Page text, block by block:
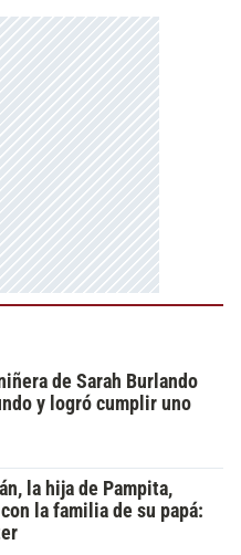
de Sarah Burlando
y logró cumplir uno
la hija de Pampita,
la familia de su papá: